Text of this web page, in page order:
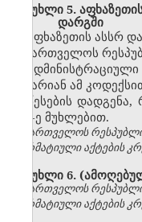
მუხლი 5.
დარგში
აფხაზეთის ასსრ
საქართველოს
არ არიან ამ
წესების
157-ე მუხლებით.
საქართველოს
ნორმატიული აქტების
მუხლი 6.
საქართველოს
ნორმატიული აქტების